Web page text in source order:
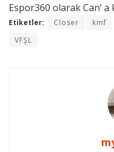
Espor360 olarak Can’
Etiketler: Closer kmf
VFŞL